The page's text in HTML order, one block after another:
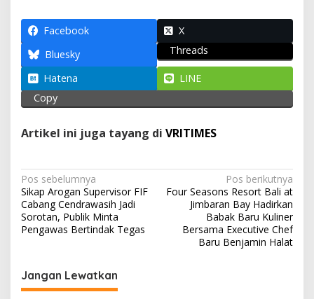
at
s
A
p
p
e
b
o
o
k
e
a
m
ittai
l
ar
e
Facebook
X
Bluesky
Threads
Hatena
LINE
Copy
Artikel ini juga tayang di VRITIMES
N
a
v
i
a
Pos sebelumnya
Sikap Arogan Supervisor FIF
Cabang Cendrawasih Jadi
Sorotan, Publik Minta
Pengawas Bertindak Tegas
Pos berikutnya
Four Seasons Resort Bali at
Jimbaran Bay Hadirkan
Babak Baru Kuliner
Bersama Executive Chef
Baru Benjamin Halat
Jangan Lewatkan